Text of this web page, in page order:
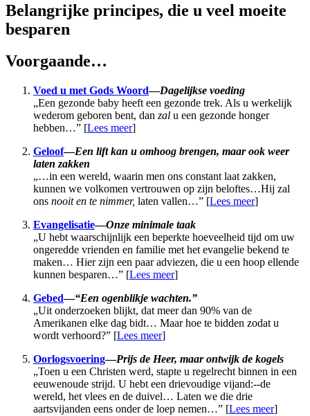
Belangrijke principes, die u veel moeite
besparen
Voorgaande…
Voed u met Gods Woord—Dagelijkse voeding
„Een gezonde baby heeft een gezonde trek. Als u werkelijk
wederom geboren bent, dan zal u een gezonde honger
hebben…” [Lees meer]
Geloof—Een lift kan u omhoog brengen, maar ook weer
laten zakken
„…in een wereld, waarin men ons constant laat zakken,
kunnen we volkomen vertrouwen op zijn beloftes…Hij zal
ons nooit en te nimmer, laten vallen…” [Lees meer]
Evangelisatie—Onze minimale taak
„U hebt waarschijnlijk een beperkte hoeveelheid tijd om uw
ongeredde vrienden en familie met het evangelie bekend te
maken… Hier zijn een paar adviezen, die u een hoop ellende
kunnen besparen…” [Lees meer]
Gebed—“Een ogenblikje wachten.”
„Uit onderzoeken blijkt, dat meer dan 90% van de
Amerikanen elke dag bidt… Maar hoe te bidden zodat u
wordt verhoord?” [Lees meer]
Oorlogsvoering—Prijs de Heer, maar ontwijk de kogels
„Toen u een Christen werd, stapte u regelrecht binnen in een
eeuwenoude strijd. U hebt een drievoudige vijand:--de
wereld, het vlees en de duivel… Laten we die drie
aartsvijanden eens onder de loep nemen…” [Lees meer]